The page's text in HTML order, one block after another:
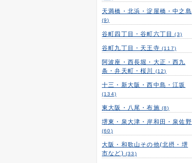
天満橋・北浜・淀屋橋・中之島
(9)
谷町四丁目・谷町六丁目(3)
谷町九丁目・天王寺 (117)
阿波座・西長堀・大正・西九
条・弁天町・桜川
(12)
十三・新大阪・西中島・江坂
(134)
東大阪・八尾・布施 (8)
堺東・泉大津・岸和田・泉佐野
(60)
大阪・和歌山その他(北摂・堺
市など) (33)